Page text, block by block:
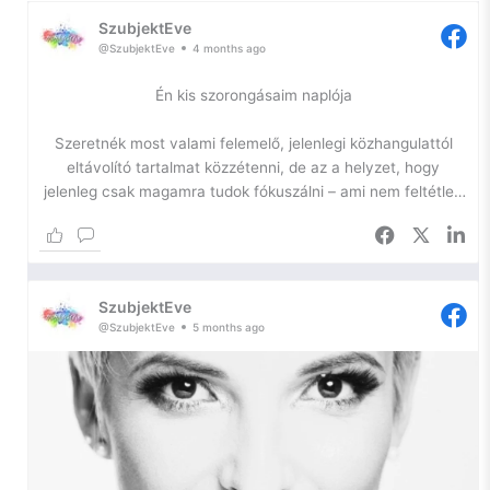
SzubjektEve
@SzubjektEve 4 months ago
Én kis szorongásaim naplója
Szeretnék most valami felemelő, jelenlegi közhangulattól
eltávolító tartalmat közzétenni, de az a helyzet, hogy
jelenleg csak magamra tudok fókuszálni – ami nem feltétlen
hogy naplózzam a lelkem, hátha ennyivel is sikerül
elhallgattatnom a belső hangokat.
Szóval, szorongás.
Ilyen vagyok én. Egy ideje azon gondolkodom, hogy – bár
nem szeretem a diagnózist, hiszen a szó maga is már egy
negatív háttérjelentést hordoz – szükségem lenne arra, hogy
SzubjektEve
@SzubjektEve 5 months ago